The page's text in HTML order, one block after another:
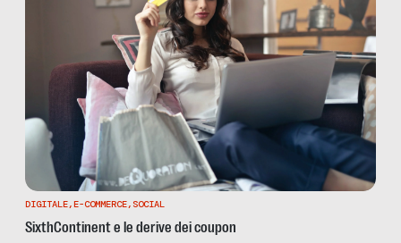
DIGITALE,E-COMMERCE, SOCIAL
SixthContinent e le derive dei coupon